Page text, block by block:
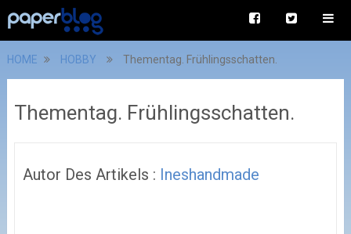
HOME HOBBY Thementag. Frühlingsschatten.
Thementag. Frühlingsschatten.
Autor Des Artikels : Ineshandmade